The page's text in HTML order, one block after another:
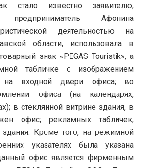
стало известно заявителю,
ь Афонина
деятельностью на
области, использовала в
товарный знак «PEGAS Touristik»,а
табличке с изображением
на входной двери офиса; во
офиса (на календарях,
в стеклянной витрине здания, в
офис; рекламных табличек,
здания. Кроме того, на режимной
указателях былауказана
офис является фирменным